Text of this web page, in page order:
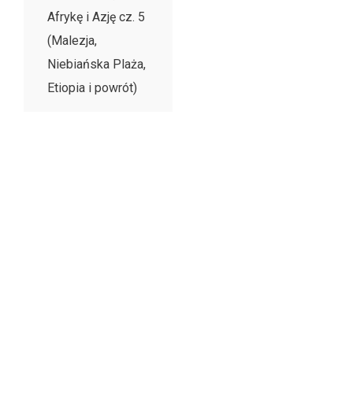
Afrykę i Azję cz. 5
(Malezja,
Niebiańska Plaża,
Etiopia i powrót)